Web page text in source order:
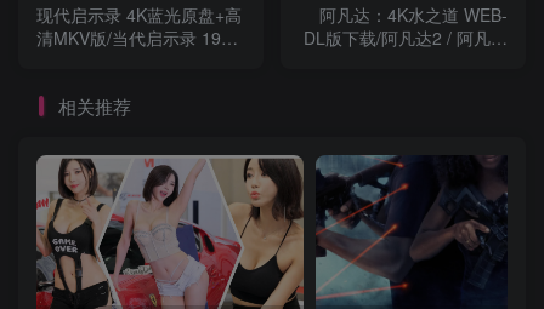
现代启示录 4K蓝光原盘+高
清MKV版/当代启示录 1979
阿凡达：4K水之道 WEB-
DL版下载/阿凡达2 / 阿凡达
相关推荐